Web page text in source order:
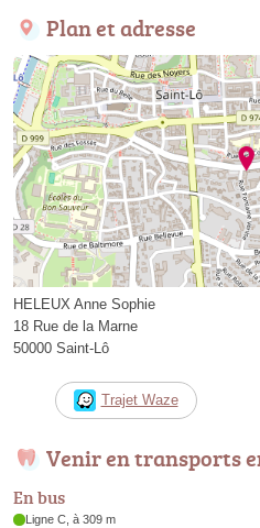
Plan et adresse
HELEUX Anne Sophie
18 Rue de la Marne
50000 Saint-Lô
Trajet Waze
Venir en transports
En bus
Ligne C, à 309 m